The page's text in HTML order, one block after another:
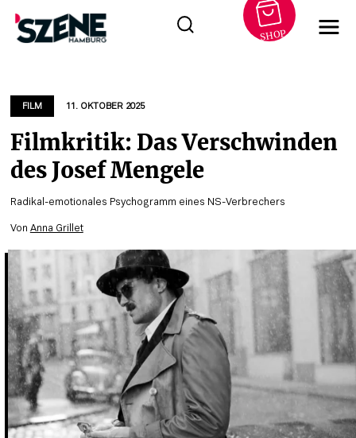
springen
SHOP
FILM 11. OKTOBER 2025
Filmkritik: Das Verschwinden
des Josef Mengele
Radikal-emotionales Psychogramm eines NS-Verbrechers
Von Anna Grillet